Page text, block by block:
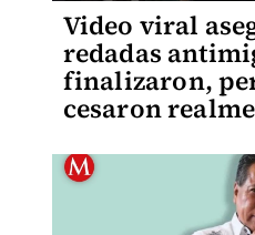
Video viral
redadas
finalizaron,
cesaron